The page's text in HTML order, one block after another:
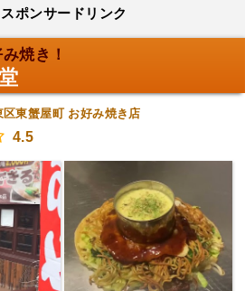
スポンサードリンク
焼き！
区東蟹屋町 お好み焼き店
4.5